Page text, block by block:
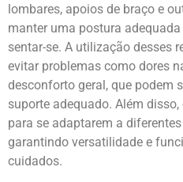
lombares, apoios de braço e
manter uma postura
sentar-se. A utilização desses
evitar problemas como dores
desconforto geral, que podem
suporte adequado. Além
para se adaptarem a
garantindo versatilidade e
cuidados.